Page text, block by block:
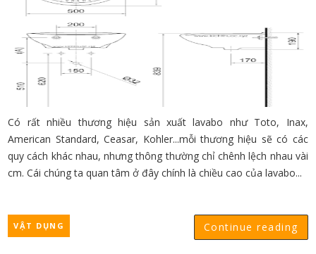
Có rất nhiều thương hiệu sản xuất lavabo như Toto, Inax,
American Standard, Ceasar, Kohler...mỗi thương hiệu sẽ có các
quy cách khác nhau, nhưng thông thường chỉ chênh lệch nhau vài
cm. Cái chúng ta quan tâm ở đây chính là chiều cao của lavabo...
Continue reading
VẬT DỤNG